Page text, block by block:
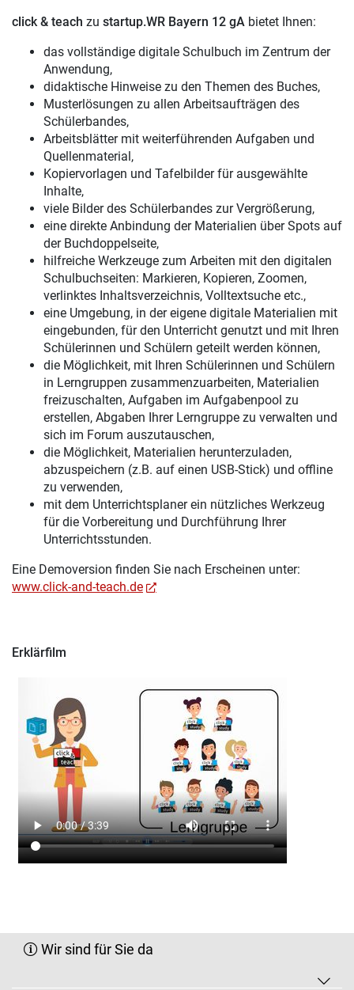
click & teach zu startup.WR Bayern 12 gA bietet Ihnen:
das vollständige digitale Schulbuch im Zentrum der
Anwendung,
didaktische Hinweise zu den Themen des Buches,
Musterlösungen zu allen Arbeitsaufträgen des
Schülerbandes,
Arbeitsblätter mit weiterführenden Aufgaben und
Quellenmaterial,
Kopiervorlagen und Tafelbilder für ausgewählte
Inhalte,
viele Bilder des Schülerbandes zur Vergrößerung,
eine direkte Anbindung der Materialien über Spots auf
der Buchdoppelseite,
hilfreiche Werkzeuge zum Arbeiten mit den digitalen
Schulbuchseiten: Markieren, Kopieren, Zoomen,
verlinktes Inhaltsverzeichnis, Volltextsuche etc.,
eine Umgebung, in der eigene digitale Materialien mit
eingebunden, für den Unterricht genutzt und mit Ihren
Schülerinnen und Schülern geteilt werden können,
die Möglichkeit, mit Ihren Schülerinnen und Schülern
in Lerngruppen zusammenzuarbeiten, Materialien
freizuschalten, Aufgaben im Aufgabenpool zu
erstellen, Abgaben Ihrer Lerngruppe zu verwalten und
sich im Forum auszutauschen,
die Möglichkeit, Materialien herunterzuladen,
abzuspeichern (z.B. auf einen USB-Stick) und offline
zu verwenden,
mit dem Unterrichtsplaner ein nützliches Werkzeug
für die Vorbereitung und Durchführung Ihrer
Unterrichtsstunden.
Eine Demoversion finden Sie nach Erscheinen unter:
www.click-and-teach.de
Erklärfilm
Wir sind für Sie da